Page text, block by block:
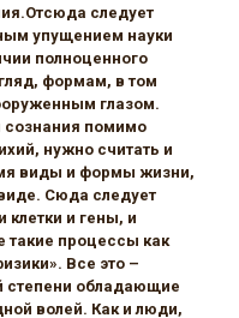
следует
упущением науки
полноценного
формам, в том
глазом.
помимо
нужно считать и
виды и формы жизни,
Сюда следует
клетки и гены, и
такие процессы как
Все это –
степени обладающие
волей. Как и люди,